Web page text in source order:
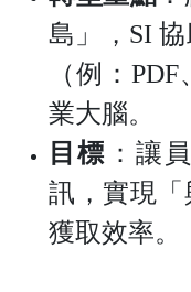
島」，SI
（例：
業大腦。
目標 ：讓
訊，實現
獲取效率。